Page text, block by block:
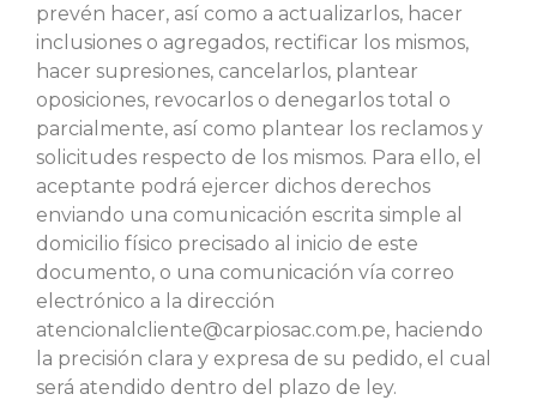
prevén hacer, así como a actualizarlos, hacer
inclusiones o agregados, rectificar los mismos,
hacer supresiones, cancelarlos, plantear
oposiciones, revocarlos o denegarlos total o
parcialmente, así como plantear los reclamos y
solicitudes respecto de los mismos. Para ello, el
aceptante podrá ejercer dichos derechos
enviando una comunicación escrita simple al
domicilio físico precisado al inicio de este
documento, o una comunicación vía correo
electrónico a la dirección
atencionalcliente@carpiosac.com.pe, haciendo
la precisión clara y expresa de su pedido, el cual
será atendido dentro del plazo de ley.